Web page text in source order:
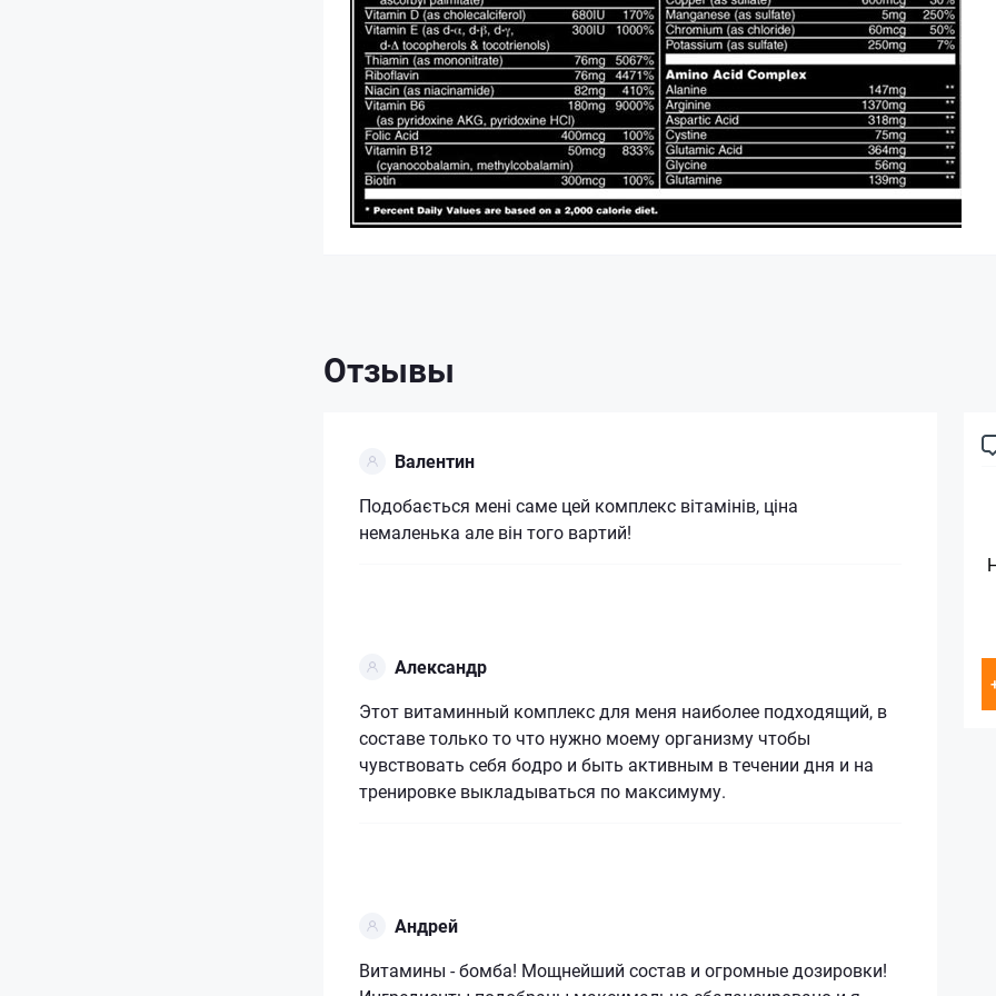
Отзывы
Валентин
Подобається мені саме цей комплекс вітамінів, ціна
немаленька але він того вартий!
Александр
Этот витаминный комплекс для меня наиболее подходящий, в
составе только то что нужно моему организму чтобы
чувствовать себя бодро и быть активным в течении дня и на
тренировке выкладываться по максимуму.
Андрей
Витамины - бомба! Мощнейший состав и огромные дозировки!